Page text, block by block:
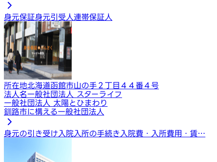
身元保証身元引受人連帯保証人
所在地北海道函館市山の手２丁目４４番４号
法人名一般社団法人 スターライフ
一般社団法人 太陽とひまわり
釧路市に構える一般社団法人
身元の引き受け 入院入所の手続き 入院費・入所費用・賃…